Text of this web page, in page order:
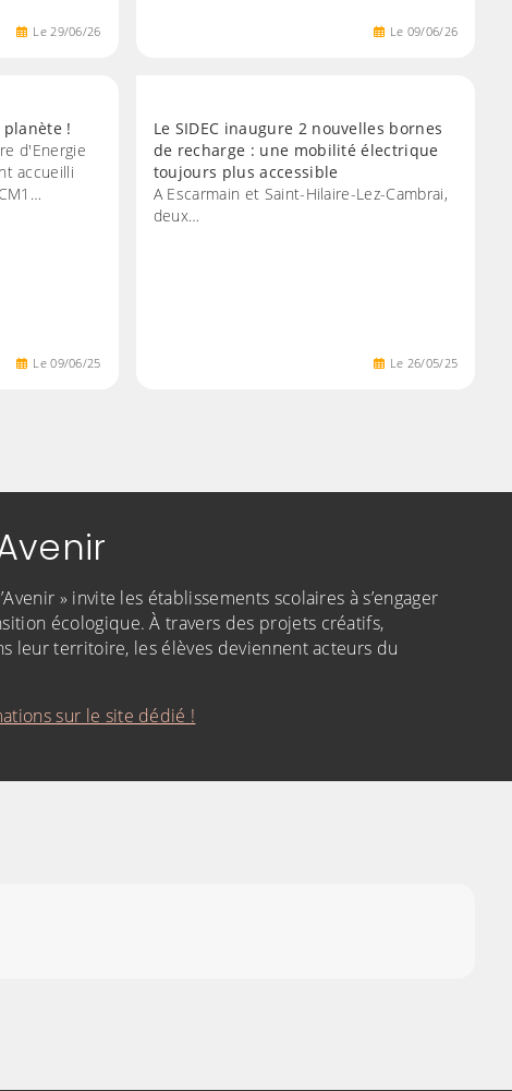
Le29/06/26 Le 09/06/26
!
d'Energie
accueilli
Le09/06/25
Le SIDEC inaugure 2 nouvelles bornes
de recharge : une mobilité électrique
toujours plus accessible
A Escarmain et Saint-Hilaire-Lez-Cambrai,
deux…
Le 26/05/25
» invite les établissements scolaires à s’engager
écologique. À travers des projets créatifs,
leur territoire, les élèves deviennent acteurs du
sur le site dédié !